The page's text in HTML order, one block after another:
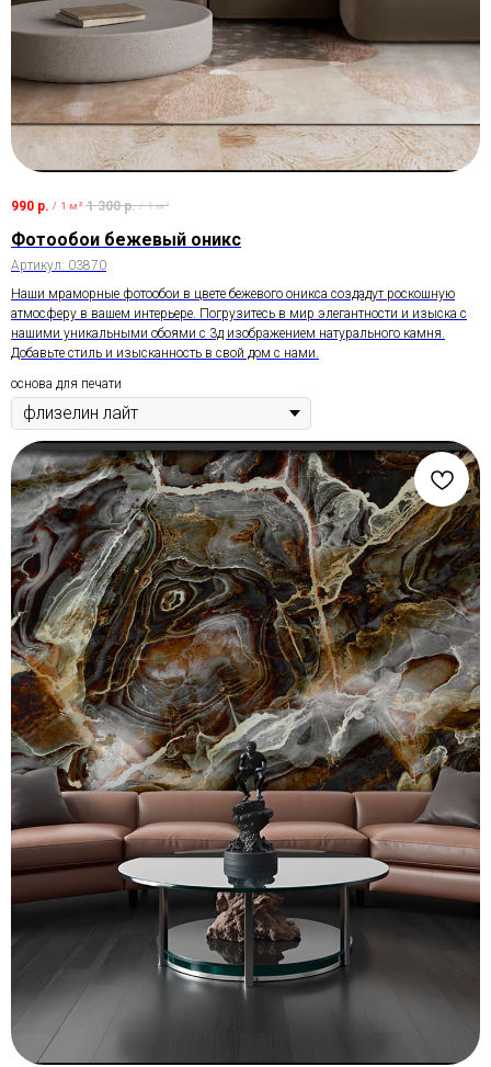
990 р. / 1 м² 1 300 р. / 1 м²
Фотообои бежевый оникс
Артикул: 03870
Наши мраморные фотообои в цвете бежевого оникса создадут роскошную
атмосферу в вашем интерьере. Погрузитесь в мир элегантности и изыска с
нашими уникальными обоями с 3д изображением натурального камня.
Добавьте стиль и изысканность в свой дом с нами.
основа для печати